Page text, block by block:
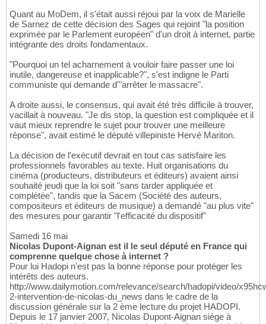
Quant au MoDem, il s'était aussi réjoui par la voix de Marielle
de Sarnez de cette décision des Sages qui rejoint "la position
exprimée par le Parlement européen" d'un droit à internet, partie
intégrante des droits fondamentaux.
"Pourquoi un tel acharnement à vouloir faire passer une loi
inutile, dangereuse et inapplicable?", s'est indigne le Parti
communiste qui demande d'"arrêter le massacre".
A droite aussi, le consensus, qui avait été très difficile à trouver,
vacillait à nouveau. "Je dis stop, la question est compliquée et il
vaut mieux reprendre le sujet pour trouver une meilleure
réponse", avait estimé le député villepiniste Hervé Mariton.
La décision de l'exécutif devrait en tout cas satisfaire les
professionnels favorables au texte. Huit organisations du
cinéma (producteurs, distributeurs et éditeurs) avaient ainsi
souhaité jeudi que la loi soit "sans tarder appliquée et
complétée", tandis que la Sacem (Société des auteurs,
compositeurs et éditeurs de musique) a demandé "au plus vite"
des mesures pour garantir "l'efficacité du dispositif"
Samedi 16 mai
Nicolas Dupont-Aignan est il le seul député en France qui
comprenne quelque chose à internet ?
Pour lui Hadopi n'est pas la bonne réponse pour protéger les
intérêts des auteurs.
http://www.dailymotion.com/relevance/search/hadopi/video/
2-intervention-de-nicolas-du_news dans le cadre de la
discussion générale sur la 2 ème lecture du projet HADOPI.
Depuis le 17 janvier 2007, Nicolas Dupont-Aignan siège à